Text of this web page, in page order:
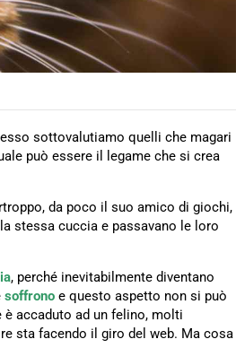
sottovalutiamo quelli che magari
può essere il legame che si crea
da poco il suo amico di giochi,
stessa cuccia e passavano le loro
, perché inevitabilmente diventano
soffrono e questo aspetto non si può
accaduto ad un felino, molti
sta facendo il giro del web. Ma cosa